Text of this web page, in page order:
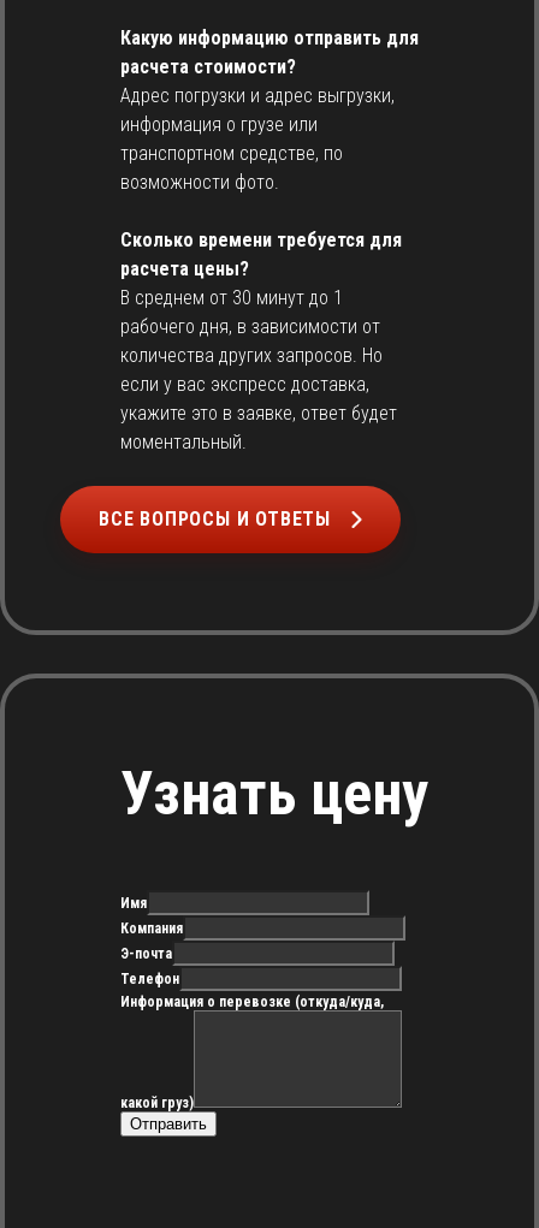
Какую информацию отправить для
расчета стоимости?
Адрес погрузки и адрес выгрузки,
информация о грузе или
транспортном средстве, по
возможности фото.
Сколько времени требуется для
расчета цены?
В среднем от 30 минут до 1
рабочего дня, в зависимости от
количества других запросов. Но
если у вас экспресс доставка,
укажите это в заявке, ответ будет
моментальный.
ВСЕ ВОПРОСЫ И ОТВЕТЫ
Узнать цену
Имя
Компания
Э-почта
Телефон
Информация о перевозке (откуда/куда,
какой груз)
Отправить